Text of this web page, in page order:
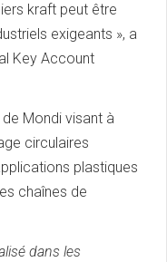
kraft peut être
exigeants », a
Key Account
de Mondi visant à
circulaires
plastiques
chaînes de
dans les